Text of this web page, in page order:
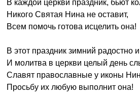
В каждой церкви праздник, бьют
Никого Святая Нина не оставит,
Всем помочь готова исцелить она!
В этот праздник зимний радостно
И молитва в церкви целый день
Славят православные у иконы
Просьбу их любую выполнит она!